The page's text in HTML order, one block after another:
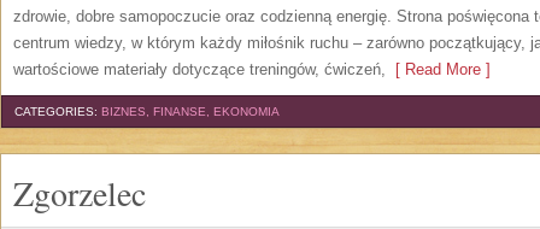
zdrowie, dobre samopoczucie oraz codzienną energię. Strona poświęcona
centrum wiedzy, w którym każdy miłośnik ruchu – zarówno początkujący,
wartościowe materiały dotyczące treningów, ćwiczeń, [ Read More ]
CATEGORIES: BIZNES, FINANSE, EKONOMIA
Zgorzelec